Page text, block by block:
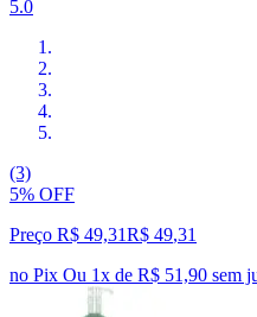
5.0
(3)
5% OFF
Preço R$ 49,31R$ 49,31
no Pix Ou 1x de R$ 51,90 sem